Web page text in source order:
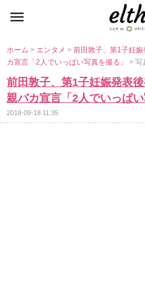
ホーム> エンタメ>前田敦子、第1子妊
カ宣言「2人でいっぱい写真を撮る」> 写
前田敦子、第1子妊娠発表
親バカ宣言「2人でいっぱい
2018-09-18 11:35